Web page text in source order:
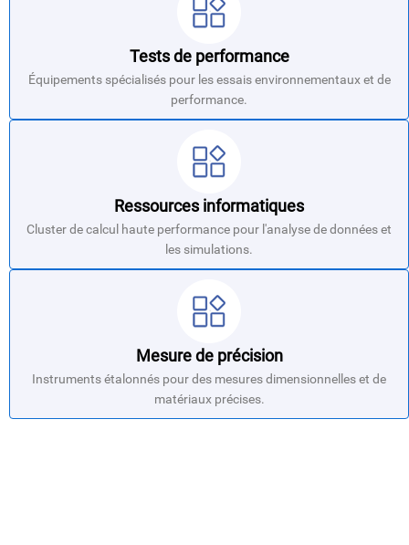
Tests de performance
Équipements spécialisés pour les essais environnementaux et de
performance.
Ressources informatiques
Cluster de calcul haute performance pour l'analyse de données et
les simulations.
Mesure de précision
Instruments étalonnés pour des mesures dimensionnelles et de
matériaux précises.